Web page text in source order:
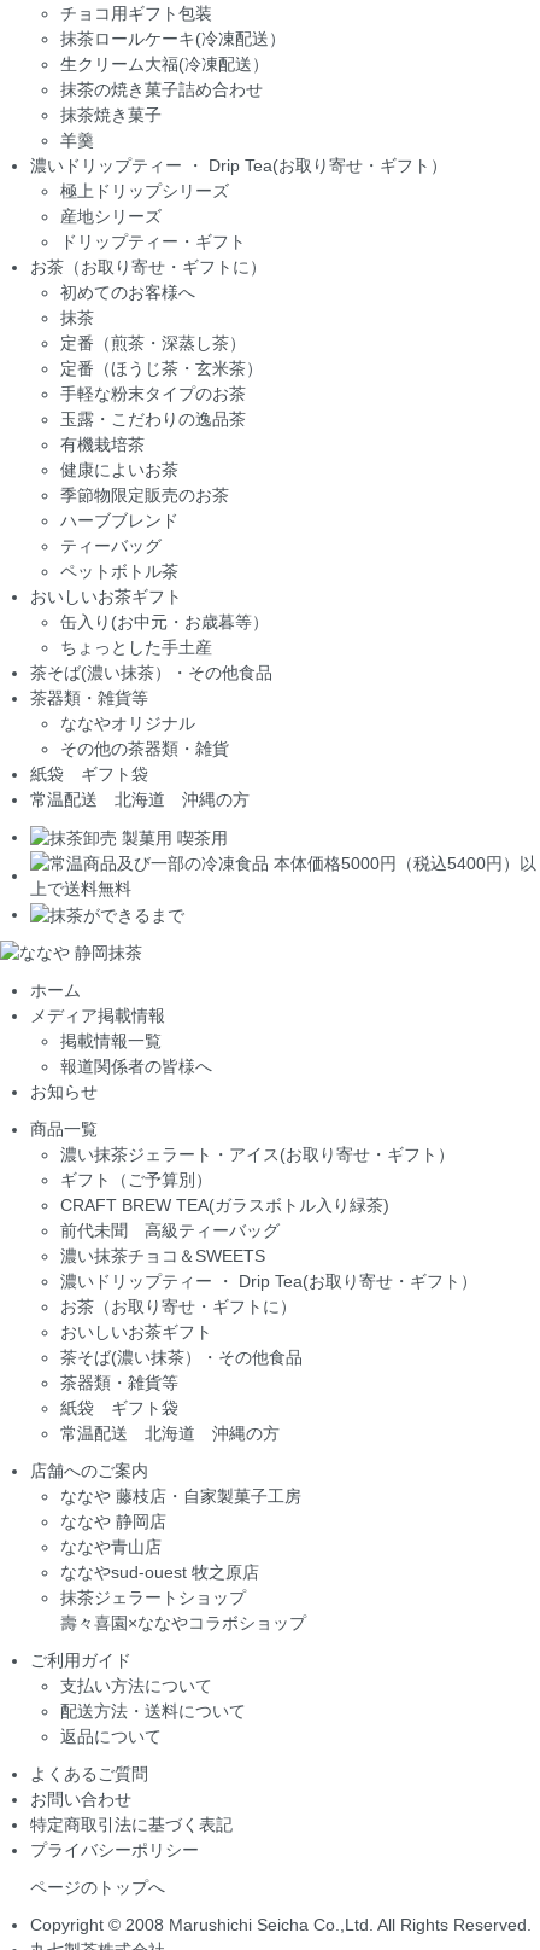
チョコ用ギフト包装
抹茶ロールケーキ(冷凍配送）
生クリーム大福(冷凍配送）
抹茶の焼き菓子詰め合わせ
抹茶焼き菓子
羊羹
濃いドリップティー ・ Drip Tea(お取り寄せ・ギフト）
極上ドリップシリーズ
産地シリーズ
ドリップティー・ギフト
お茶（お取り寄せ・ギフトに）
初めてのお客様へ
抹茶
定番（煎茶・深蒸し茶）
定番（ほうじ茶・玄米茶）
手軽な粉末タイプのお茶
玉露・こだわりの逸品茶
有機栽培茶
健康によいお茶
季節物限定販売のお茶
ハーブブレンド
ティーバッグ
ペットボトル茶
おいしいお茶ギフト
缶入り(お中元・お歳暮等）
ちょっとした手土産
茶そば(濃い抹茶）・その他食品
茶器類・雑貨等
ななやオリジナル
その他の茶器類・雑貨
紙袋 ギフト袋
常温配送 北海道 沖縄の方
ホーム
メディア掲載情報
掲載情報一覧
報道関係者の皆様へ
お知らせ
商品一覧
濃い抹茶ジェラート・アイス(お取り寄せ・ギフト）
ギフト（ご予算別）
CRAFT BREW TEA(ガラスボトル入り緑茶)
前代未聞 高級ティーバッグ
濃い抹茶チョコ＆SWEETS
濃いドリップティー ・ Drip Tea(お取り寄せ・ギフト）
お茶（お取り寄せ・ギフトに）
おいしいお茶ギフト
茶そば(濃い抹茶）・その他食品
茶器類・雑貨等
紙袋 ギフト袋
常温配送 北海道 沖縄の方
店舗へのご案内
ななや 藤枝店・自家製菓子工房
ななや 静岡店
ななや青山店
ななやsud-ouest 牧之原店
抹茶ジェラートショップ
壽々喜園×ななやコラボショップ
ご利用ガイド
支払い方法について
配送方法・送料について
返品について
よくあるご質問
お問い合わせ
特定商取引法に基づく表記
プライバシーポリシー
ページのトップへ
Copyright © 2008 Marushichi Seicha Co.,Ltd. All Rights Reserved.